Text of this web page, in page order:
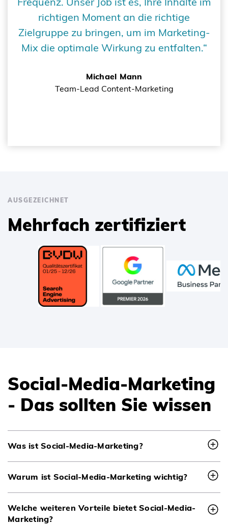
richtigen Moment an die richtige
Zielgruppe zu bringen, um im Marketing-
Mix die optimale Wirkung zu entfalten.“
Michael Mann
Team-Lead Content-Marketing
AUSGEZEICHNET
Mehrfach zertifiziert
Social-Media-Marketing
- Das sollten Sie wissen
Was ist Social-Media-Marketing?
Warum ist Social-Media-Marketing wichtig?
Welche weiteren Vorteile bietet Social-Media-
Marketing?